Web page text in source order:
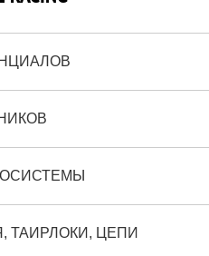
ТАИРЛОКИ, ЦЕПИ